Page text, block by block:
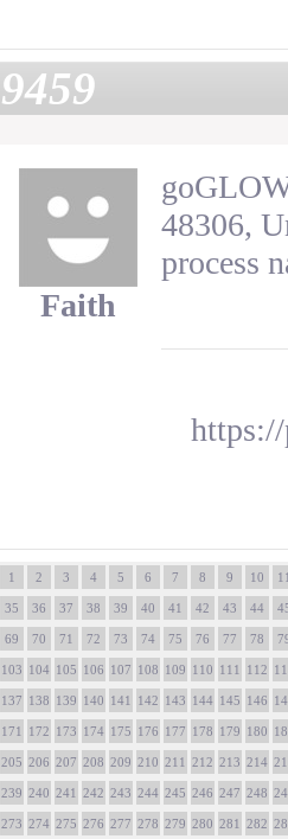
9459
Faith
48306,
process
1 2 3 4 5 6 7 8 9 10
35 36 37 38 39 40 41 42 43 44
69 70 71 72 73 74 75 76 77 78
103 104 105 106 107 108 109 110 111 112
137 138 139 140 141 142 143 144 145 146
171 172 173 174 175 176 177 178 179 180
205 206 207 208 209 210 211 212 213 214
239 240 241 242 243 244 245 246 247 248
273 274 275 276 277 278 279 280 281 282